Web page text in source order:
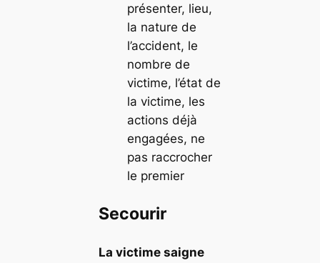
présenter, lieu,
la nature de
l’accident, le
nombre de
victime, l’état de
la victime, les
actions déjà
engagées, ne
pas raccrocher
le premier
Secourir
La victime saigne